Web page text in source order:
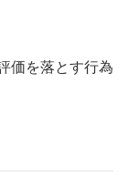
価を落とす行為